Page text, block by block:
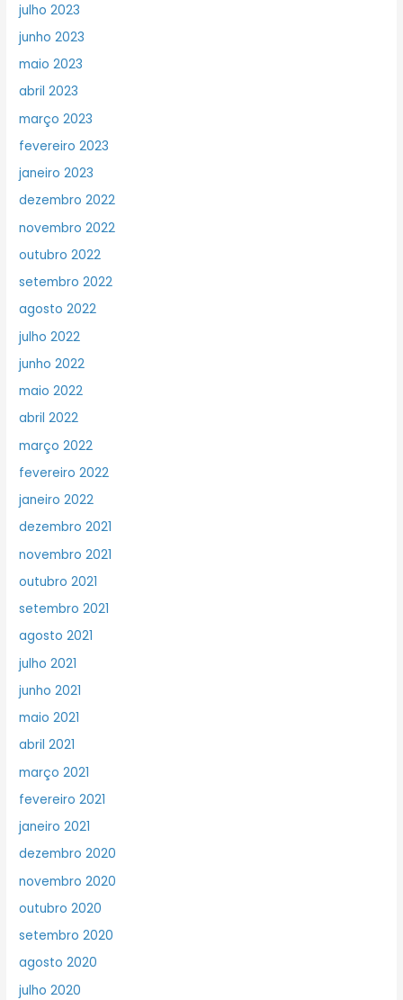
julho 2023
junho 2023
maio 2023
abril 2023
março 2023
fevereiro 2023
janeiro 2023
dezembro 2022
novembro 2022
outubro 2022
setembro 2022
agosto 2022
julho 2022
junho 2022
maio 2022
abril 2022
março 2022
fevereiro 2022
janeiro 2022
dezembro 2021
novembro 2021
outubro 2021
setembro 2021
agosto 2021
julho 2021
junho 2021
maio 2021
abril 2021
março 2021
fevereiro 2021
janeiro 2021
dezembro 2020
novembro 2020
outubro 2020
setembro 2020
agosto 2020
julho 2020